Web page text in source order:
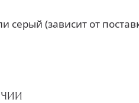
серый (зависит от